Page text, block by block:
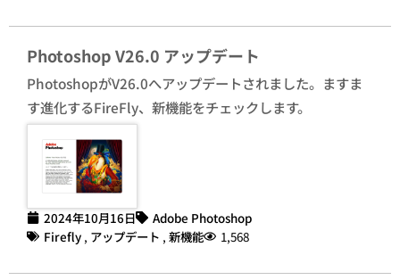
Photoshop V26.0 アップデート
PhotoshopがV26.0へアップデートされました。ますま
す進化するFireFly、新機能をチェックします。
2024年10月16日
Adobe Photoshop
Firefly , アップデート , 新機能 1,568